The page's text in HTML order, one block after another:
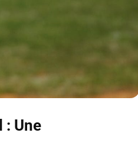
: Une